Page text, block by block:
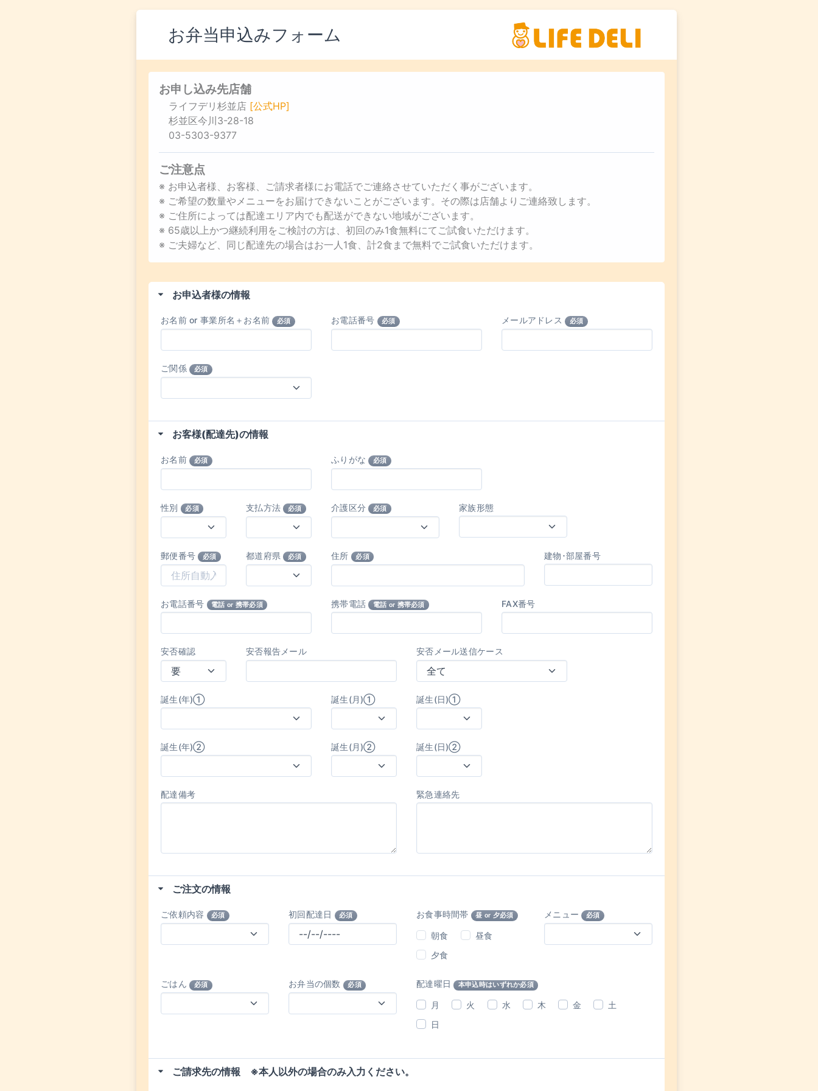
お弁当申込みフォーム
お申し込み先店舗
ライフデリ杉並店 [公式HP]
杉並区今川3-28-18
03-5303-9377
ご注意点
※ お申込者様、お客様、ご請求者様にお電話でご連絡させていただく事がございます。
※ ご希望の数量やメニューをお届けできないことがございます。その際は店舗よりご連絡致します。
※ ご住所によっては配達エリア内でも配送ができない地域がございます。
※ 65歳以上かつ継続利用をご検討の方は、初回のみ1食無料にてご試食いただけます。
※ ご夫婦など、同じ配達先の場合はお一人1食、計2食まで無料でご試食いただけます。
お申込者様の情報
お名前 or 事業所名＋お名前 必須 お電話番号 必須 メールアドレス 必須
ご関係 必須
お客様(配達先)の情報
お名前 必須 ふりがな 必須
性別 必須 支払方法 必須 介護区分 必須 家族形態
郵便番号 必須 都道府県 必須 住所 必須 建物･部屋番号
お電話番号 電話 or 携帯必須 携帯電話 電話 or 携帯必須 FAX番号
安否確認 安否報告メール 安否メール送信ケース
誕生(年)① 誕生(月)① 誕生(日)①
誕生(年)② 誕生(月)② 誕生(日)②
配達備考 緊急連絡先
ご注文の情報
ご依頼内容 必須 初回配達日 必須 お食事時間帯 昼 or 夕必須
朝食
昼食
夕食
メニュー 必須
ごはん 必須 お弁当の個数 必須 配達曜日 本申込時はいずれか必須
月 火 水 木 金
土
日
ご請求先の情報 ※本人以外の場合のみ入力ください。